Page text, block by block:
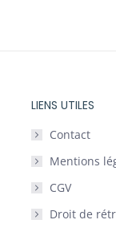
LIENS UTILES
Contact
Mentions
CGV
Droit de